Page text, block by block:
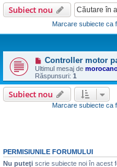
Subiect nou
Marcare subiecte ca
Controller motor
Ultimul mesaj de
Răspunsuri: 1
Subiect nou
Marcare subiecte ca
PERMISIUNILE FORUMULUI
Nu puteţi scrie subiecte noi în acest